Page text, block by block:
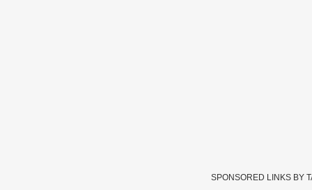
SPONSORED LINKS BY